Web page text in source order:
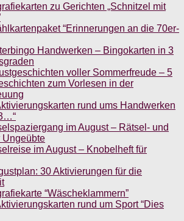
zu Gerichten „Schnitzel mit
“Erinnerungen an die 70er-
Handwerken – Bingokarten in 3
voller Sommerfreude – 5
zum Vorlesen in der
rund ums Handwerken
im August – Rätsel- und
Ungeübte
im August – Knobelheft für
30 Aktivierungen für die
“Wäscheklammern”
rund um Sport “Dies